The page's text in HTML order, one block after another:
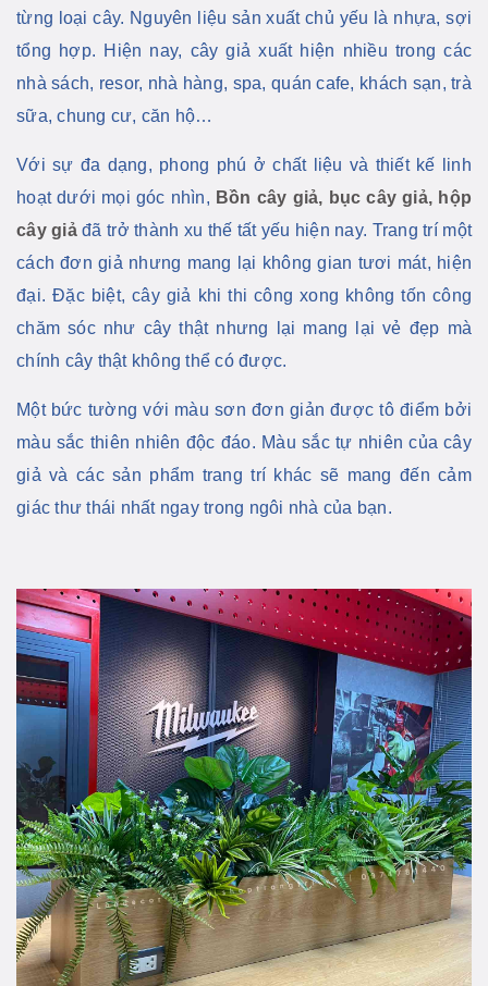
từng loại cây. Nguyên liệu sản xuất chủ yếu là nhựa, sợi
tổng hợp. Hiện nay, cây giả xuất hiện nhiều trong các
nhà sách, resor, nhà hàng, spa, quán cafe, khách sạn, trà
sữa, chung cư, căn hộ…
Với sự đa dạng, phong phú ở chất liệu và thiết kế linh
hoạt dưới mọi góc nhìn, Bồn cây giả, bục cây giả, hộp
cây giảđã trở thành xu thế tất yếu hiện nay. Trang trí một
cách đơn giả nhưng mang lại không gian tươi mát, hiện
đại. Đặc biệt, cây giả khi thi công xong không tốn công
chăm sóc như cây thật nhưng lại mang lại vẻ đẹp mà
chính cây thật không thể có được.
Một bức tường với màu sơn đơn giản được tô điểm bởi
màu sắc thiên nhiên độc đáo. Màu sắc tự nhiên của cây
giả và các sản phẩm trang trí khác sẽ mang đến cảm
giác thư thái nhất ngay trong ngôi nhà của bạn.